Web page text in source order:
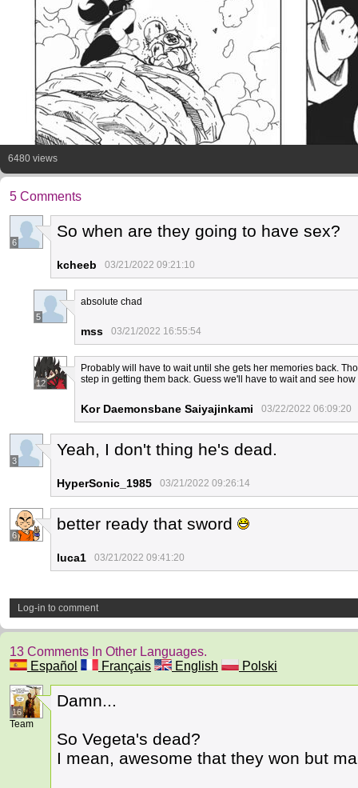
6480 views
5 Comments
6
So when are they going to have sex?
kcheeb 03/21/2022 09:21:10
5
absolute chad
mss 03/21/2022 16:55:54
12
Probably will have to wait until she gets her memories back.
step in getting them back. Guess we'll have to wait and see
Kor Daemonsbane Saiyajinkami 03/22/2022 06:09:20
3
Yeah, I don't thing he's dead.
HyperSonic_1985 03/21/2022 09:26:14
6
better ready that sword
luca1 03/21/2022 09:41:20
Log-in to comment
13 Comments In Other Languages.
Español
Français English Polski
16
Team
Damn...
So Vegeta's dead?
I mean, awesome that they won but